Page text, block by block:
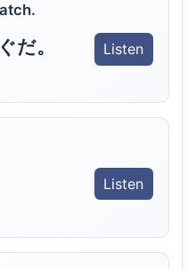
だ。 Listen
Listen